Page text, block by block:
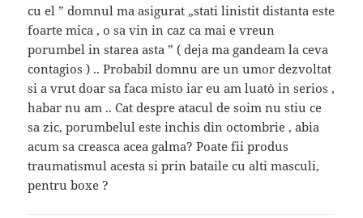
cu el ” domnul ma asigurat „stati linistit distanta este
foarte mica , o sa vin in caz ca mai e vreun
porumbel in starea asta ” ( deja ma gandeam la ceva
contagios ) .. Probabil domnu are un umor dezvoltat
si a vrut doar sa faca misto iar eu am luat`o in serios ,
habar nu am .. Cat despre atacul de soim nu stiu ce
sa zic, porumbelul este inchis din octombrie , abia
acum sa creasca acea galma? Poate fii produs
traumatismul acesta si prin bataile cu alti masculi,
pentru boxe ?